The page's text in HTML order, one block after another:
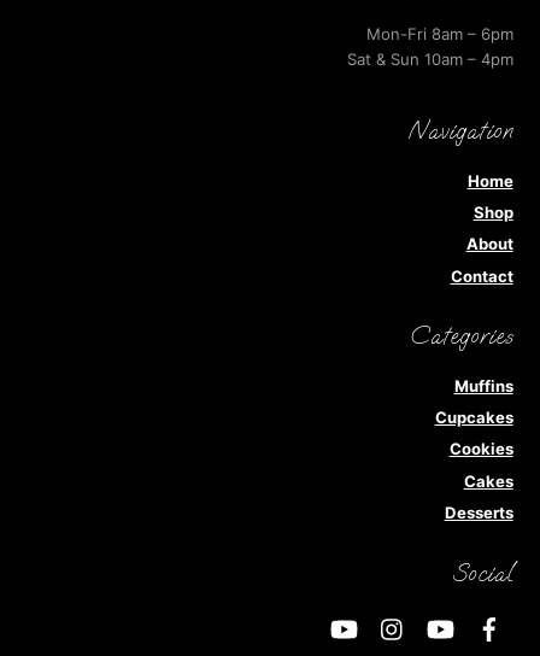
Mon-Fri 8am – 6pm
Sat & Sun 10am – 4pm
Navigation
Home
Shop
About
Contact
Categories
Muffins
Cupcakes
Cookies
Cakes
Desserts
Social